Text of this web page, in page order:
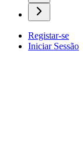
Registar-se
Iniciar Sessão